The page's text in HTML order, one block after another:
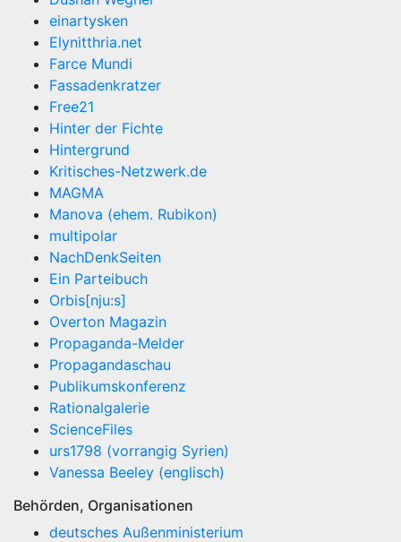
einartysken
Elynitthria.net
Farce Mundi
Fassadenkratzer
Free21
Hinter der Fichte
Hintergrund
Kritisches-Netzwerk.de
MAGMA
Manova (ehem. Rubikon)
multipolar
NachDenkSeiten
Ein Parteibuch
Orbis[nju:s]
Overton Magazin
Propaganda-Melder
Propagandaschau
Publikumskonferenz
Rationalgalerie
ScienceFiles
urs1798 (vorrangig Syrien)
Vanessa Beeley (englisch)
Behörden, Organisationen
deutsches Außenministerium